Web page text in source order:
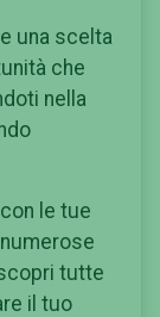
una scelta
che
nella
le tue
tutte
il tuo